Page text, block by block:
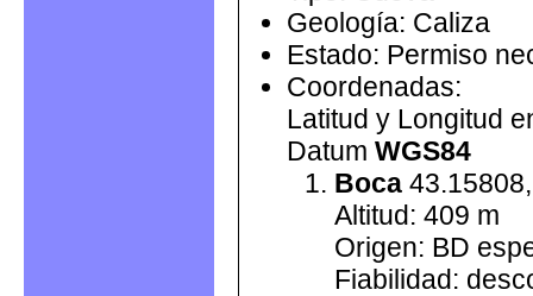
Geología: Caliza
Estado: Permiso
Coordenadas:
Latitud y Longitud
Datum WGS84
Boca
Altitud: 409 m
Origen: BD
Fiabilidad: